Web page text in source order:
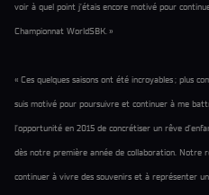
voir à quel point j’étais encore motivé pour
Championnat WorldSBK. »
« Ces quelques saisons ont été incroyables ; plus
suis motivé pour poursuivre et continuer à me
l’opportunité en 2015 de concrétiser un rêve
dès notre première année de collaboration. Notre
continuer à vivre des souvenirs et à représenter